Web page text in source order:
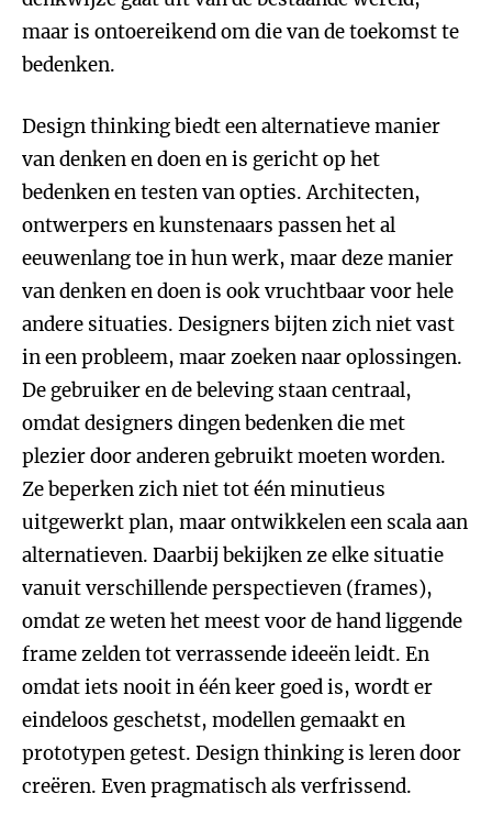
maar is ontoereikend om die van de toekomst te
bedenken.
Design thinking biedt een alternatieve manier
van denken en doen en is gericht op het
bedenken en testen van opties. Architecten,
ontwerpers en kunstenaars passen het al
eeuwenlang toe in hun werk, maar deze manier
van denken en doen is ook vruchtbaar voor hele
andere situaties. Designers bijten zich niet vast
in een probleem, maar zoeken naar oplossingen.
De gebruiker en de beleving staan centraal,
omdat designers dingen bedenken die met
plezier door anderen gebruikt moeten worden.
Ze beperken zich niet tot één minutieus
uitgewerkt plan, maar ontwikkelen een scala aan
alternatieven. Daarbij bekijken ze elke situatie
vanuit verschillende perspectieven (frames),
omdat ze weten het meest voor de hand liggende
frame zelden tot verrassende ideeën leidt. En
omdat iets nooit in één keer goed is, wordt er
eindeloos geschetst, modellen gemaakt en
prototypen getest. Design thinking is leren door
creëren. Even pragmatisch als verfrissend.